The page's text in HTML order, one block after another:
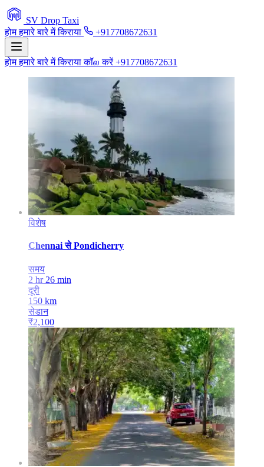
SV Drop Taxi
होमहमारे बारे मेंकिराया +917708672631
होमहमारे बारे मेंकिरायाकॉல करें +917708672631
विशेष
Chennai से Pondicherry
समय
2 hr 26 min
दूरी
150 km
सेडान
₹2,100